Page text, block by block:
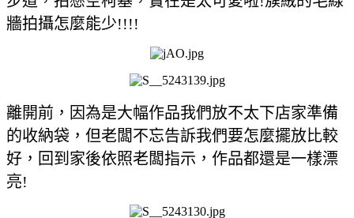
牆拍攝怎麼能少!!!!
離開前，因為是大幅作品我們放不太下店家準備
的收納袋，但老闆不忘告訴我們要怎麼擺放比較
好，回到家後依照老闆指示，作品都還是一樣漂
亮!